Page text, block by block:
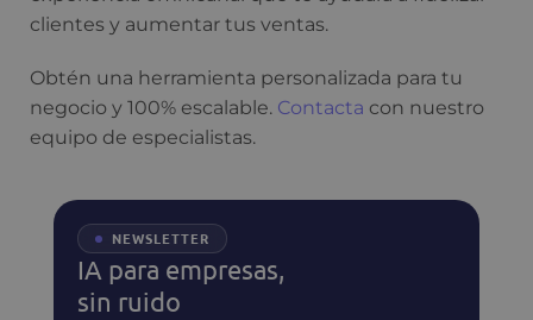
clientes y aumentar tus ventas.
Obtén una herramienta personalizada para tu
negocio y 100% escalable. Contacta con nuestro
equipo de especialistas.
NEWSLETTER
IA para empresas,
sin ruido